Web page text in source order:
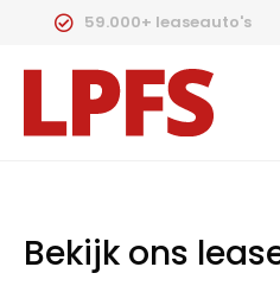
59.000+ leaseauto's
Bekijk ons